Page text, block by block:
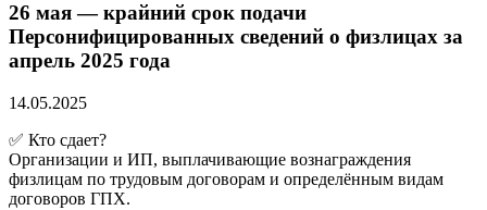
26 мая — крайний срок подачи
Персонифицированных сведений о физлицах за
апрель 2025 года
14.05.2025
✅ Кто сдает?
Организации и ИП, выплачивающие вознаграждения
физлицам по трудовым договорам и определённым видам
договоров ГПХ.